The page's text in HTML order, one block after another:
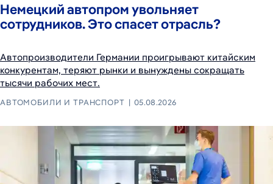
Немецкий автопром увольняет
сотрудников. Это спасет отрасль?
Автопроизводители Германии проигрывают китайским
конкурентам, теряют рынки и вынуждены сокращать
тысячи рабочих мест.
АВТОМОБИЛИ И ТРАНСПОРТ 05.08.2026